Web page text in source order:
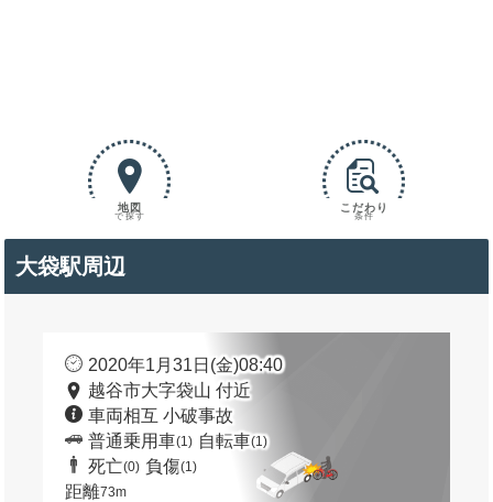
地図
で探す
こだわり
条件
大袋駅周辺
2020年1月31日(金)08:40
越谷市大字袋山 付近
車両相互 小破事故
普通乗用車(1) 自転車(1)
死亡(0) 負傷(1)
距離73m